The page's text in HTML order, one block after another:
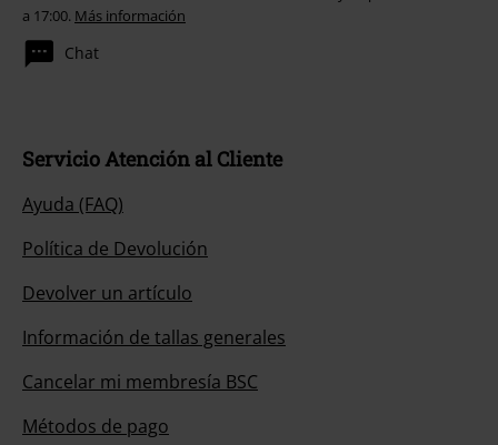
a 17:00. Más información
Chat
Servicio Atención al Cliente
Ayuda (FAQ)
Política de Devolución
Devolver un artículo
Información de tallas generales
Cancelar mi membresía BSC
Métodos de pago